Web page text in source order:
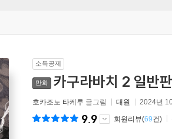
소득공제
만화 카구라바치 2 일반판
호카조노 타케루 글그림 대원 2024년
9.9 회원리뷰(69건)